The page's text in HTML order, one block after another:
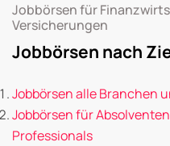
Jobbörsen für
Versicherungen
Jobbörsen nach
Jobbörsen alle Branchen
Jobbörsen für
Professionals